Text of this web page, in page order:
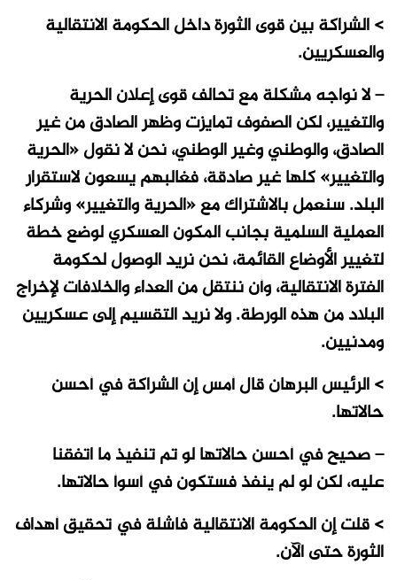
> الشراكة بين قوى الثورة داخل الحكومة الانتقالية
والعسكريين.
– لا نواجه مشكلة مع تحالف قوى إعلان الحرية
والتغيير، لكن الصفوف تمايزت وظهر الصادق من غير
الصادق، والوطني وغير الوطني، نحن لا نقول «الحرية
والتغيير» كلها غير صادقة، فغالبهم يسعون لاستقرار
البلد. سنعمل بالاشتراك مع «الحرية والتغيير» وشركاء
العملية السلمية بجانب المكون العسكري لوضع خطة
لتغيير الأوضاع القائمة، نحن نريد الوصول لحكومة
الفترة الانتقالية، وأن ننتقل من العداء والخلافات لإخراج
البلاد من هذه الورطة. ولا نريد التقسيم إلى عسكريين
ومدنيين.
> الرئيس البرهان قال أمس إن الشراكة في أحسن
حالاتها.
– صحيح في أحسن حالاتها لو تم تنفيذ ما اتفقنا
عليه، لكن لو لم ينفذ فستكون في أسوأ حالاتها.
> قلت إن الحكومة الانتقالية فاشلة في تحقيق أهداف
الثورة حتى الآن.